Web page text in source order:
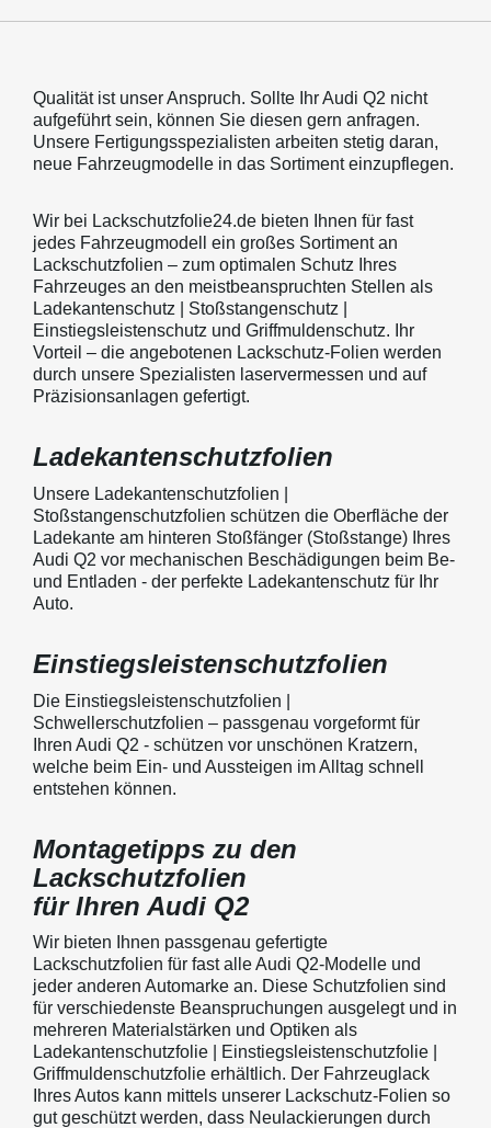
Qualität ist unser Anspruch. Sollte Ihr Audi Q2 nicht
aufgeführt sein, können Sie diesen gern anfragen.
Unsere Fertigungsspezialisten arbeiten stetig daran,
neue Fahrzeugmodelle in das Sortiment einzupflegen.
Wir bei Lackschutzfolie24.de bieten Ihnen für fast
jedes Fahrzeugmodell ein großes Sortiment an
Lackschutzfolien – zum optimalen Schutz Ihres
Fahrzeuges an den meistbeanspruchten Stellen als
Ladekantenschutz | Stoßstangenschutz |
Einstiegsleistenschutz und Griffmuldenschutz. Ihr
Vorteil – die angebotenen Lackschutz-Folien werden
durch unsere Spezialisten laservermessen und auf
Präzisionsanlagen gefertigt.
Ladekantenschutzfolien
Unsere Ladekantenschutzfolien |
Stoßstangenschutzfolien schützen die Oberfläche der
Ladekante am hinteren Stoßfänger (Stoßstange) Ihres
Audi Q2 vor mechanischen Beschädigungen beim Be-
und Entladen - der perfekte Ladekantenschutz für Ihr
Auto.
Einstiegsleistenschutzfolien
Die Einstiegsleistenschutzfolien |
Schwellerschutzfolien – passgenau vorgeformt für
Ihren Audi Q2 - schützen vor unschönen Kratzern,
welche beim Ein- und Aussteigen im Alltag schnell
entstehen können.
Montagetipps zu den
Lackschutzfolien
für Ihren Audi Q2
Wir bieten Ihnen passgenau gefertigte
Lackschutzfolien für fast alle Audi Q2-Modelle und
jeder anderen Automarke an. Diese Schutzfolien sind
für verschiedenste Beanspruchungen ausgelegt und in
mehreren Materialstärken und Optiken als
Ladekantenschutzfolie | Einstiegsleistenschutzfolie |
Griffmuldenschutzfolie erhältlich. Der Fahrzeuglack
Ihres Autos kann mittels unserer Lackschutz-Folien so
gut geschützt werden, dass Neulackierungen durch